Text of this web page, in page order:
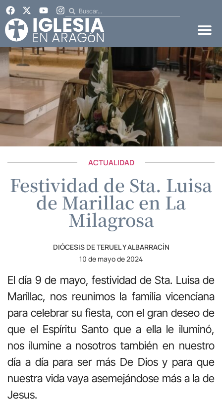
ACTUALIDAD
Festividad de Sta. Luisa
de Marillac en La
Milagrosa
DIÓCESIS DE TERUEL Y ALBARRACÍN
10 de mayo de 2024
El día 9 de mayo, festividad de Sta. Luisa de
Marillac, nos reunimos la familia vicenciana
para celebrar su fiesta, con el gran deseo de
que el Espíritu Santo que a ella le iluminó,
nos ilumine a nosotros también en nuestro
día a día para ser más De Dios y para que
nuestra vida vaya asemejándose más a la de
Jesus.